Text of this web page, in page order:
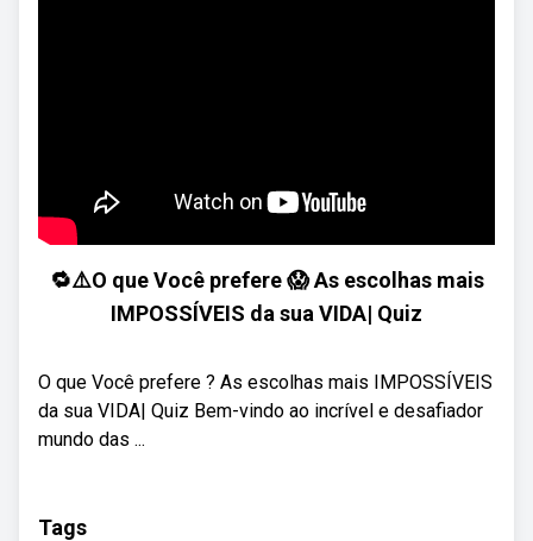
🔁⚠️O que Você prefere 😱 As escolhas mais
IMPOSSÍVEIS da sua VIDA| Quiz
O que Você prefere ? As escolhas mais IMPOSSÍVEIS
da sua VIDA| Quiz Bem-vindo ao incrível e desafiador
mundo das ...
Tags